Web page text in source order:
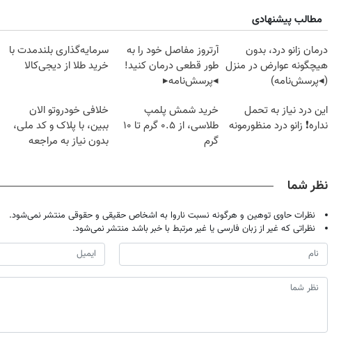
مطالب پیشنهادی
درمان زانو درد، بدون
هیچگونه عوارض در منزل
(◂پرسش‌نامه)
آرتروز مفاصل خود را به
طور قطعی درمان کنید!
◂پرسش‌نامه▸
سرمایه‌گذاری بلندمدت با
خرید طلا از دیجی‌کالا
این درد نیاز به تحمل
نداره❗ زانو درد منظورمونه
خرید شمش پلمپ
طلاسی، از ۰.۵ گرم تا ۱۰
گرم
خلافی خودروتو الان
ببین، با پلاک و کد ملی،
بدون نیاز به مراجعه
نظر شما
نظرات حاوی توهین و هرگونه نسبت ناروا به اشخاص حقیقی و حقوقی منتشر نمی‌شود.
نظراتی که غیر از زبان فارسی یا غیر مرتبط با خبر باشد منتشر نمی‌شود.